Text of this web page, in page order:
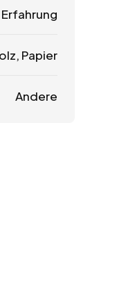
Papier
Andere